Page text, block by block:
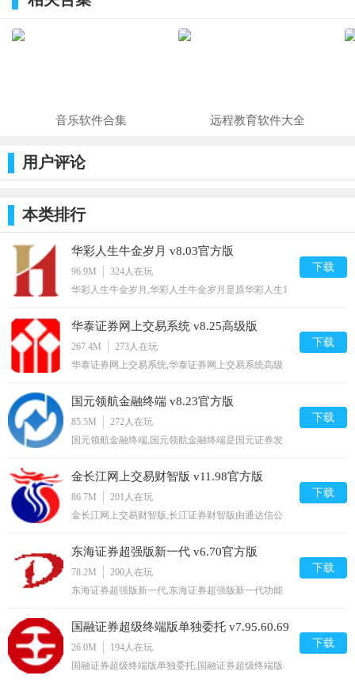
音乐软件合集 远程教育软件大全
用户评论
本类排行
华彩人生牛金岁月 v8.03官方版
96.9M 324 人在玩
华彩人生牛金岁月,华彩人生牛金岁月是原华彩人生1
上，全面优化相关板块，添加丰富的行情和资讯内
容，达到信息的无缝整合，把握趋势面面观，精彩体
验升级，华彩人生不变,您可以免费下载。
下载
华泰证券网上交易系统 v8.25高级版
267.4M 273 人在玩
华泰证券网上交易系统,华泰证券网上交易系统高级
了4K高清显示器显示，如果您使用的是高分辨率显
示屏，打开客户端后您将看到一个无比清晰的界面,
您可以免费下载。
下载
国元领航金融终端 v8.23官方版
85.5M 272 人在玩
国元领航金融终端,国元领航金融终端是国元证券发
个集全市场行情、多频道资讯、多维度数据统计、更
丰富产品、业务办理、自选股同步、在线客服等服务
于一体的智能化金融平台,您可以免费下载。
下载
金长江网上交易财智版 v11.98官方版
86.7M 201 人在玩
金长江网上交易财智版,长江证券财智版由通达信公
情揭示速度显著提升，将为您带来全新的操作体验,
您可以免费下载。
下载
东海证券超强版新一代 v6.70官方版
78.2M 200 人在玩
东海证券超强版新一代,东海证券超强版新一代功能
财客户端支持新*三板的行情，支持互联网接收实时
行情，适合各类证券投资者使用,您可以免费下载。
下载
国融证券超级终端版单独委托 v7.95.60.69
官方版
26.0M 194 人在玩
国融证券超级终端版单独委托,国融证券超级终端版
下载